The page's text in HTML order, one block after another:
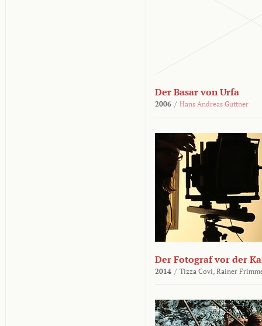
Der Basar von Urfa
2006 / Hans Andreas Guttner
Der Fotograf vor der
2014 / Tizza Covi, Rainer